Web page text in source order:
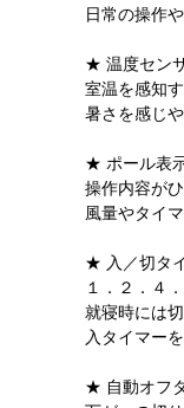
日常の操作
★ 温度セン
室温を感知
暑さを感じ
★ ポール表
操作内容が
風量やタイ
★ 入／切タ
１．２．４
就寝時には
入タイマー
★ 自動オフ